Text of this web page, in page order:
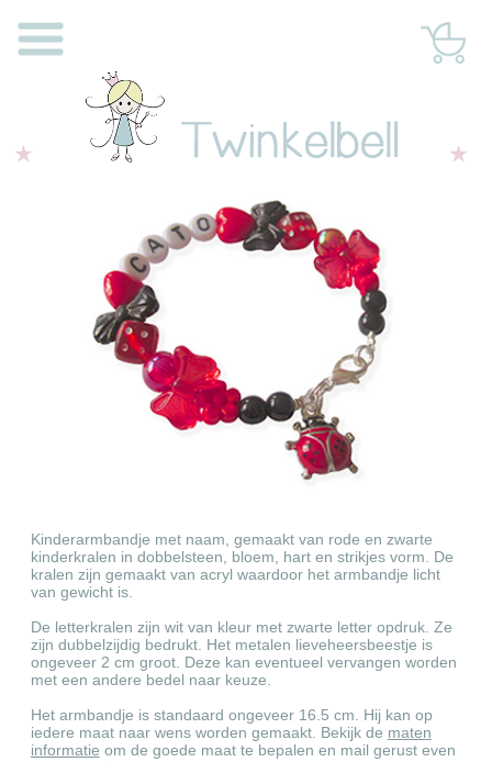
Kinderarmbandje met naam, gemaakt van rode en zwarte
kinderkralen in dobbelsteen, bloem, hart en strikjes vorm. De
kralen zijn gemaakt van acryl waardoor het armbandje licht
van gewicht is.
De letterkralen zijn wit van kleur met zwarte letter opdruk. Ze
zijn dubbelzijdig bedrukt. Het metalen lieveheersbeestje is
ongeveer 2 cm groot. Deze kan eventueel vervangen worden
met een andere bedel naar keuze.
Het armbandje is standaard ongeveer 16.5 cm. Hij kan op
iedere maat naar wens worden gemaakt. Bekijk de maten
informatie om de goede maat te bepalen en mail gerust even